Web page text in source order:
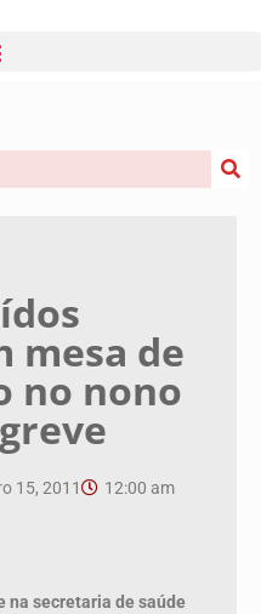
mesa de
no nono
15, 2011 12:00 am
na secretaria de saúde